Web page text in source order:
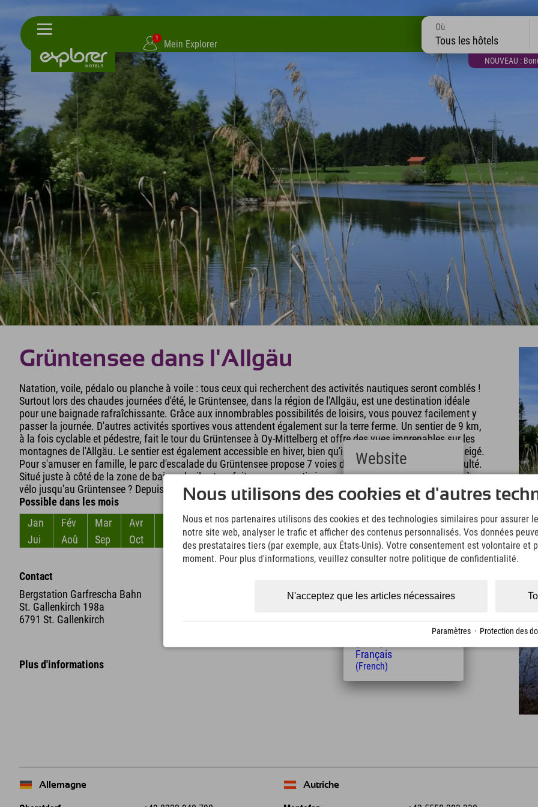
1
Mein Explorer
NOUVEAU :
Où
Tous les hôtels
Grüntensee dans l'Allgäu
Natation, voile, pédalo ou planche à voile : tous ceux qui recherchent des activités nautiques seront comblés !
Surtout lors des chaudes journées d'été, le Grüntensee, dans la région de l'Allgäu, est une destination idéale
pour une baignade rafraîchissante. Grâce aux innombrables possibilités de loisirs, vous pouvez facilement y
passer la journée. D'autres activités sportives vous attendent également sur la terre ferme. Un sentier de 9 km,
à la fois cyclable et pédestre, fait le tour du Grüntensee à Oy-Mittelberg et offre des vues imprenables sur les
montagnes de l'Allgäu. Le sentier est également accessible en hiver, bien qu'il ne soit pas entièrement déneigé.
Pour s'amuser en famille, le parc d'escalade du Grüntensee propose 7 voies de différents niveaux de difficulté.
Situé juste à côté de la zone de baignade, il est parfait pour une sortie improvisée. P.S. Envie d'une balade à
vélo jusqu'au Grüntensee ? Depuis l'Explorer Hotel à Nesselwang, il ne faut qu'une trentaine de minutes ;)
Possible dans les mois
Jan
Fév Mar Avr
Jun
Jui
Aoû Sep Oct Déc
Contact
Bergstation Garfrescha Bahn
St. Gallenkirch 198a
6791 St. Gallenkirch
6 km 11
Plus d'informations
Leaflet| Map data © OpenStreetMap contributors
Allemagne Autriche
Nous utilisons des cookies et d'autres
Nous et nos partenaires utilisons des cookies et des technologies similaires pour assurer
notre site web, analyser le trafic et afficher des contenus personnalisés. Vos données
des prestataires tiers (par exemple, aux États-Unis). Votre consentement est volontaire et
moment. Pour plus d'informations, veuillez consulter notre politique de confidentialité.
N'acceptez que les articles nécessaires
Paramètres · Protection des
Website
Deutsch
(German)
(English)
Italiano
(Italian)
Čeština
(Polish)
(Hungarian)
Français
(French)